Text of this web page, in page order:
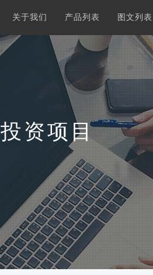
关于我们 产品列表 图文列表
投资项目